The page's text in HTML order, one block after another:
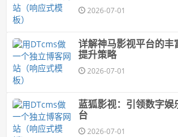
2026-07-01
详解神马影视平台的丰
提升策略
2026-07-01
蓝狐影视：引领数字娱
台
2026-07-01